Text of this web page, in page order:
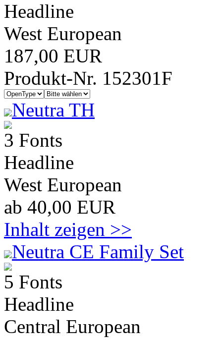
Headline
West European
187,00 EUR
Produkt-Nr. 152301F
Neutra TH
3 Fonts
Headline
West European
ab 40,00 EUR
Inhalt zeigen >>
Neutra CE Family Set
5 Fonts
Headline
Central European